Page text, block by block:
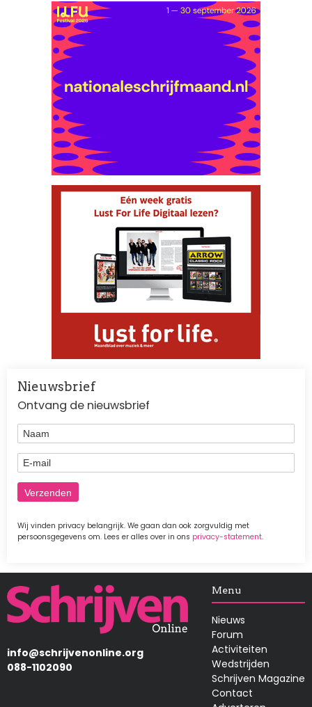
Nieuwsbrief
Ontvang de nieuwsbrief
Naam
E-mail
Wij vinden privacy belangrijk. We gaan dan ook zorgvuldig met
persoonsgegevens om. Lees er alles over in ons privacy-statement.
Afbeelding
info@schrijvenonline.org
088-1102090
Menu
Nieuws
Forum
Activiteiten
Wedstrijden
Schrijven Magazine
Contact